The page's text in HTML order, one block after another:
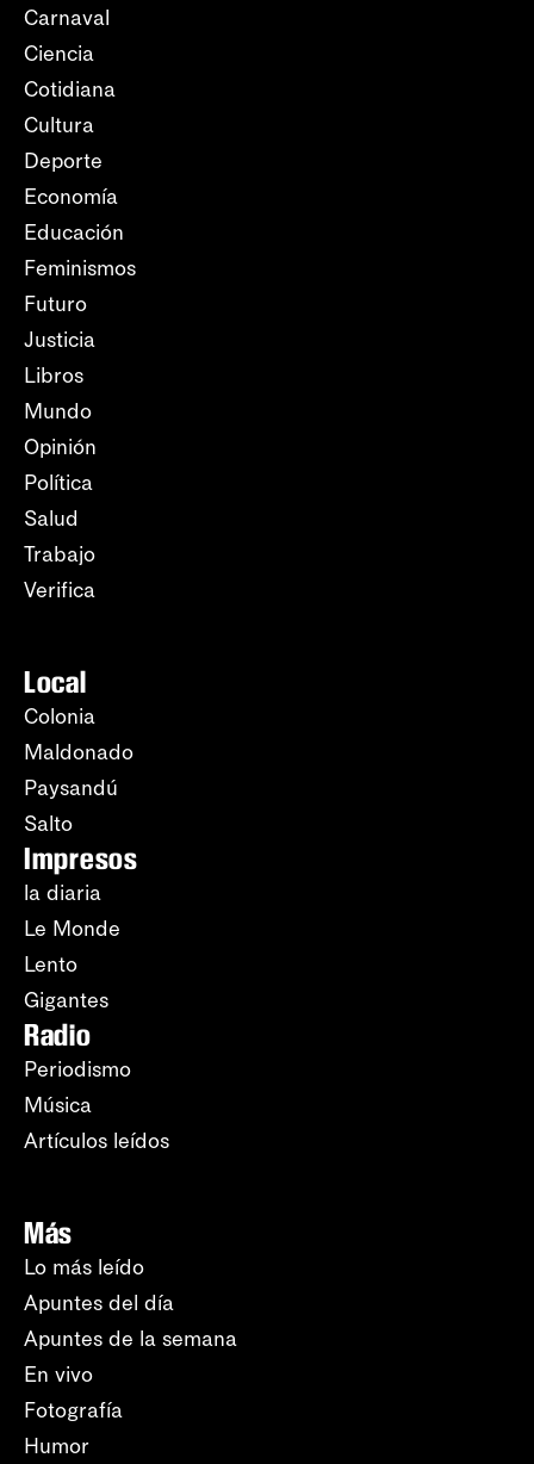
Carnaval
Ciencia
Cotidiana
Cultura
Deporte
Economía
Educación
Feminismos
Futuro
Justicia
Libros
Mundo
Opinión
Política
Salud
Trabajo
Verifica
Local
Colonia
Maldonado
Paysandú
Salto
Impresos
la diaria
Le Monde
Lento
Gigantes
Radio
Periodismo
Música
Artículos leídos
Más
Lo más leído
Apuntes del día
Apuntes de la semana
En vivo
Fotografía
Humor